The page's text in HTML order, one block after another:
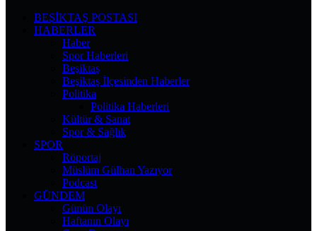
BEŞIKTAŞ POSTASI
HABERLER
Haber
Spor Haberleri
Beşiktaş
Beşiktaş İlçesinden Haberler
Politika
Politika Haberleri
Kültür & Sanat
Spor & Sağlık
SPOR
Röportaj
Müslüm Gülhan Yazıyor
Podcast
GÜNDEM
Günün Olayı
Haftanın Olayı